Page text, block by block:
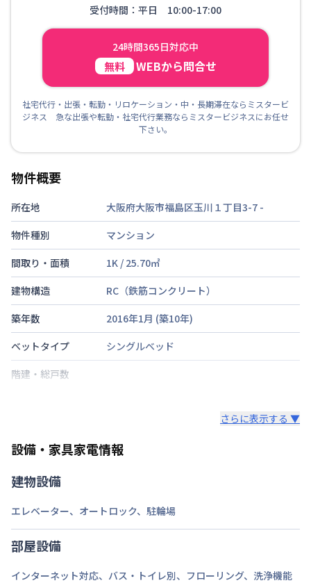
受付時間：平日 10:00-17:00
24時間365日対応中
無料 WEBから問合せ
社宅代行・出張・転勤・リロケーション・中・長期滞在ならミスタービ
ジネス 急な出張や転勤・社宅代行業務ならミスタービジネスにお任せ
下さい。
物件概要
所在地 大阪府大阪市福島区玉川１丁目3-7 -
物件種別
マンション
間取り・面積
1K / 25.70㎡
建物構造
RC（鉄筋コンクリート）
築年数
2016年1月 (築10年)
ベットタイプ
シングルベッド
階建・総戸数
禁煙・喫煙
ＪＲ東西線新福島駅
定員
さらに表示する ▼
設備・家具家電情報
建物設備
エレベーター、 オートロック、 駐輪場
部屋設備
インターネット対応、 バス・トイレ別、 フローリング、 洗浄機能